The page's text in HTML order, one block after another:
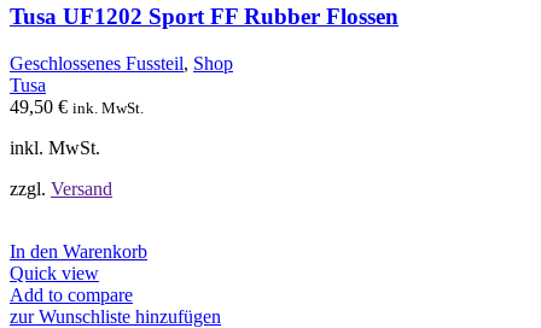
auf.
Die
Optionen
können
Tusa UF1202 Sport FF Rubber Flossen
Geschlossenes Fussteil, Shop
Tusa
49,50 € ink. MwSt.
inkl. MwSt.
zzgl. Versand
In den Warenkorb
Quick view
Add to compare
zur Wunschliste hinzufügen